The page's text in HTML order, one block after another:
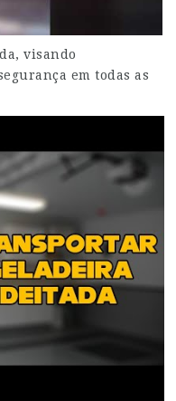
visando
em todas as